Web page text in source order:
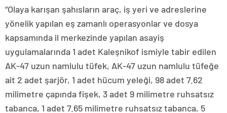
“Olaya karışan şahısların araç, iş yeri ve adreslerine
yönelik yapılan eş zamanlı operasyonlar ve dosya
kapsamında il merkezinde yapılan asayiş
uygulamalarında 1 adet Kaleşnikof ismiyle tabir edilen
AK-47 uzun namlulu tüfek, AK-47 uzun namlulu tüfeğe
ait 2 adet şarjör, 1 adet hücum yeleği, 98 adet 7.62
milimetre çapında fişek, 3 adet 9 milimetre ruhsatsız
tabanca, 1 adet 7.65 milimetre ruhsatsız tabanca, 5